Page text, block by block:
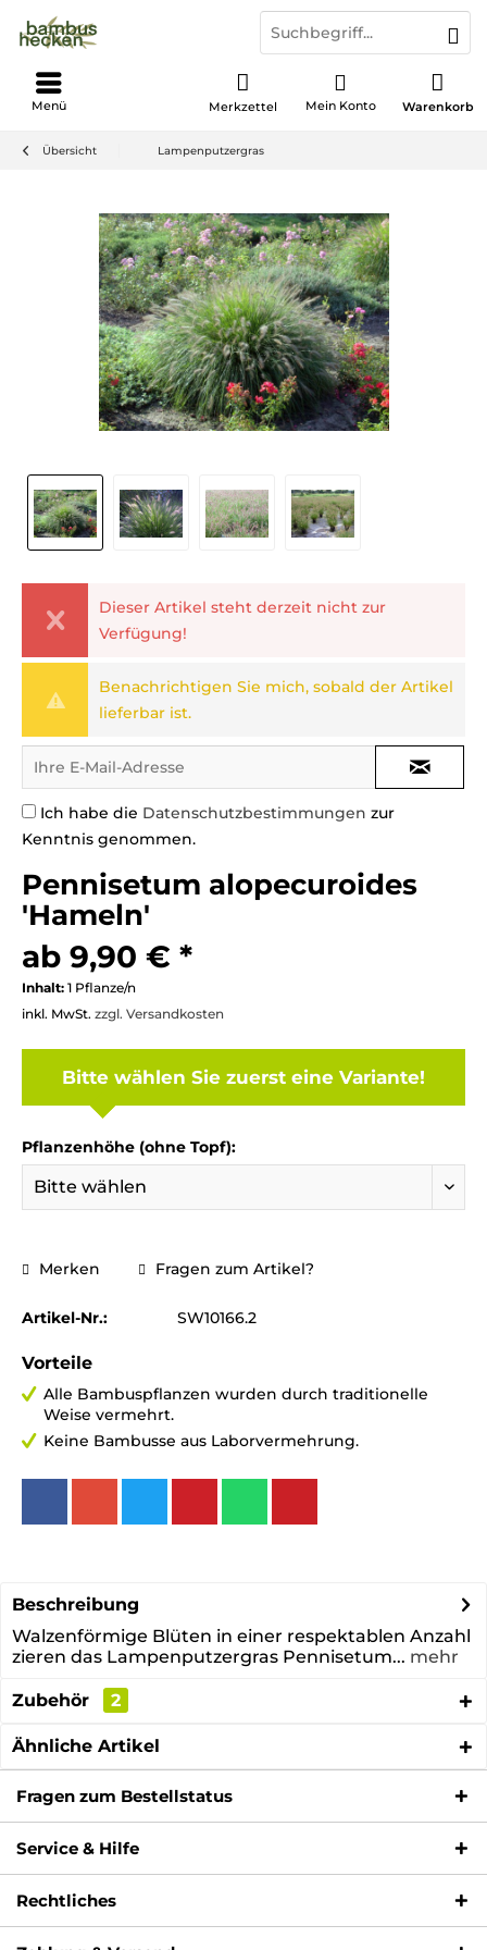
Warenkorb
Merkzettel Mein Konto
Menü
Übersicht Lampenputzergras
Dieser Artikel steht derzeit nicht zur
Verfügung!
Benachrichtigen Sie mich, sobald der Artikel
lieferbar ist.
Ich habe die Datenschutzbestimmungen zur
Kenntnis genommen.
Pennisetum alopecuroides
'Hameln'
ab 9,90 € *
Inhalt: 1 Pflanze/n
inkl. MwSt. zzgl. Versandkosten
Bitte wählen Sie zuerst eine Variante!
Pflanzenhöhe (ohne Topf):
Merken Fragen zum Artikel?
Artikel-Nr.: SW10166.2
Vorteile
Alle Bambuspflanzen wurden durch traditionelle
Weise vermehrt.
Keine Bambusse aus Laborvermehrung.
Beschreibung
Walzenförmige Blüten in einer respektablen Anzahl
zieren das Lampenputzergras Pennisetum... mehr
Zubehör 2
Ähnliche Artikel
Fragen zum Bestellstatus
Service & Hilfe
Rechtliches